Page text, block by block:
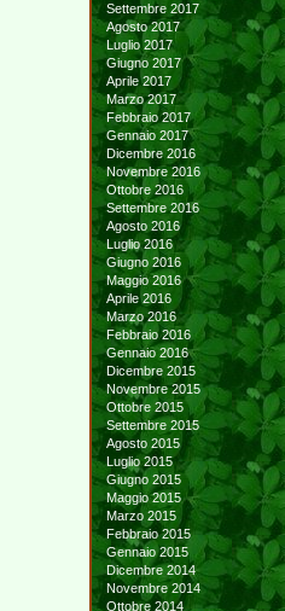
Settembre 2017
Agosto 2017
Luglio 2017
Giugno 2017
Aprile 2017
Marzo 2017
Febbraio 2017
Gennaio 2017
Dicembre 2016
Novembre 2016
Ottobre 2016
Settembre 2016
Agosto 2016
Luglio 2016
Giugno 2016
Maggio 2016
Aprile 2016
Marzo 2016
Febbraio 2016
Gennaio 2016
Dicembre 2015
Novembre 2015
Ottobre 2015
Settembre 2015
Agosto 2015
Luglio 2015
Giugno 2015
Maggio 2015
Marzo 2015
Febbraio 2015
Gennaio 2015
Dicembre 2014
Novembre 2014
Ottobre 2014